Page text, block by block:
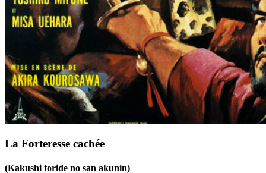
La Forteresse cachée
(Kakushi toride no san akunin)